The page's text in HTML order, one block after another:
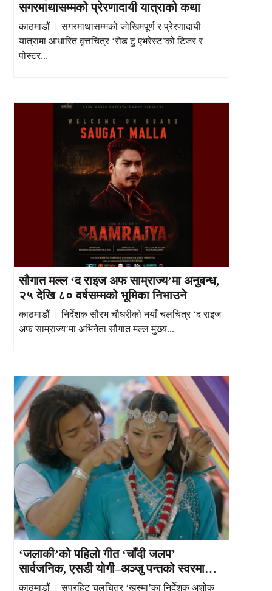
सगरमाथासम्मको प्रेरणादायी यात्राको कथा
काठमाडौं । सगरमाथासम्मको जोखिमपूर्ण र प्रेरणादायी
यात्रामा आधारित वृत्तचित्र ‘रोड टु एभरेस्ट’को टिजर र
पोस्टर...
सौगात मल्ल ‘द राइज अफ साम्राज्य’मा अनुबन्ध,
२५ देखि ८० वर्षसम्मको भूमिका निभाउने
काठमाडौं । निर्देशक सौरभ चौधरीको नयाँ चलचित्र ‘द राइज
अफ साम्राज्य’मा अभिनेता सौगात मल्ल मुख्य...
‘जलाकी’को पहिलो गीत ‘चाँदी जलप’
सार्वजनिक, एसडी योगी–अञ्जु पन्तको स्वरमा
प्रेमिल प्रस्तुति
काठमाडौं । सुपरहिट चलचित्र ‘खुस्मा’का निर्देशक अशोक